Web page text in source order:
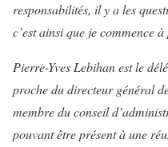
responsabilités, il y a les
c’est ainsi que je commence
Pierre-Yves Lebihan est le
proche du directeur général
membre du conseil
pouvant être présent à une